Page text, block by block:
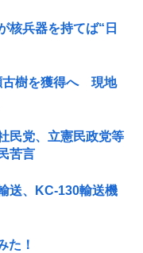
核兵器を持てば“日
古樹を獲得へ 現地
民党、立憲民政党等
苦言
送、KC-130輸送機
た！